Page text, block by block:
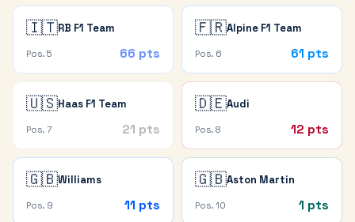
🇮🇹RB F1 Team
Pos. 5 66 pts
🇫🇷Alpine F1 Team
Pos. 6 61 pts
🇺🇸Haas F1 Team
Pos. 7 21 pts
🇩🇪Audi
Pos. 8 12 pts
🇬🇧Williams
Pos. 9 11 pts
🇬🇧Aston Martin
Pos. 10 1 pts